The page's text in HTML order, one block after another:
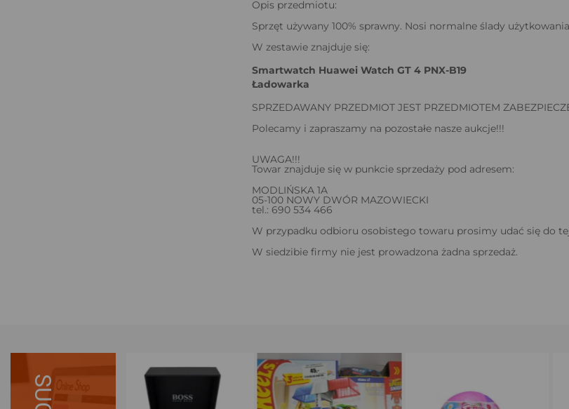
Opis przedmiotu:
Sprzęt używany 100% sprawny. Nosi normalne ślady
W zestawie znajduje się:
Smartwatch Huawei Watch GT 4 PNX-B19
Ładowarka
SPRZEDAWANY PRZEDMIOT JEST PRZEDMIOTEM
Polecamy i zapraszamy na pozostałe nasze aukcje!!!
UWAGA!!!
Towar znajduje się w punkcie sprzedaży pod adresem:
MODLIŃSKA 1A
05-100 NOWY DWÓR MAZOWIECKI
tel.: 690 534 466
W przypadku odbioru osobistego towaru prosimy udać się do
W siedzibie firmy nie jest prowadzona żadna sprzedaż.